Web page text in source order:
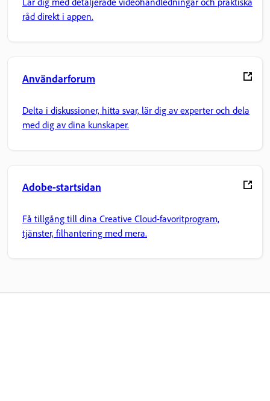
råd direkt i appen.
Användarforum
Delta i diskussioner, hitta svar, lär dig av experter och dela
med dig av dina kunskaper.
Adobe-startsidan
Få tillgång till dina Creative Cloud-favoritprogram,
tjänster, filhantering med mera.